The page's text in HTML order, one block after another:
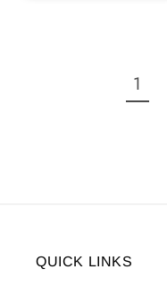
1
QUICK LINKS